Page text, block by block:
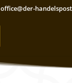
office@der-